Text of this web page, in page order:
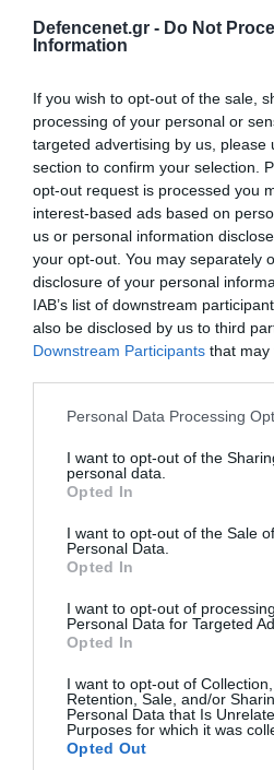
Defencenet.gr - Do Not
Information
If you wish to opt-out of the sale,
processing of your personal or
targeted advertising by us, please
section to confirm your selection.
opt-out request is processed you
interest-based ads based on
us or personal information
your opt-out. You may separately
disclosure of your personal
IAB’s list of downstream
also be disclosed by us to third
Downstream Participants that may
Please note that this website/app
not limited to your visit or usage
grant or deny consent to Google
use your data for below specified
consent section.
Personal Data Processing
I want to opt-out of the
personal data.
Opted In
I want to opt-out of the Sale
Personal Data.
Opted In
I want to opt-out of
Personal Data for Targeted
Opted In
I want to opt-out of Collection,
Retention, Sale, and/or
Personal Data that Is
Purposes for which it was
Opted Out
08.08.2026 | 01:02
Στο «κόκκινο» το
Ουκρανοί μιλούν για
επιθέσεις σε όλη την
ΠΟΛΙΤΙΚΗ
08.08.2026 | 09:02
«Η απόλυτη τραγωδία»: Η
του Αρκά για τα τατουάζ